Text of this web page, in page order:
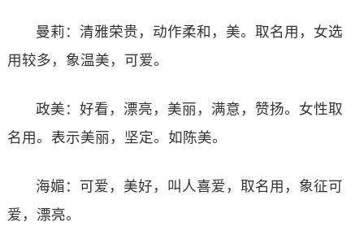
曼莉：清雅荣贵，动作柔和，美。取名用，女选
用较多，象温美，可爱。
政美：好看，漂亮，美丽，满意，赞扬。女性取
名用。表示美丽，坚定。如陈美。
海媚：可爱，美好，叫人喜爱，取名用，象征可
爱，漂亮。